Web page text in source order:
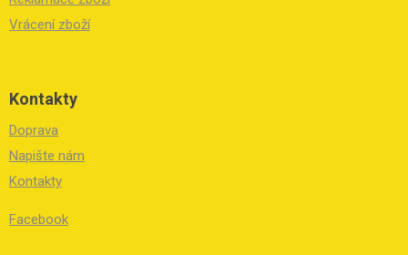
Vrácení zboží
Kontakty
Doprava
Napište nám
Kontakty
Facebook